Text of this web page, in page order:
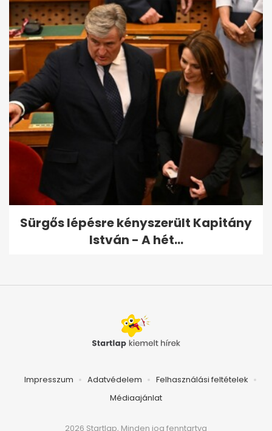
Sürgős lépésre kényszerült Kapitány
István - A hét...
Impresszum Adatvédelem
Felhasználási feltételek
Médiaajánlat
2026 Startlap, Minden jog fenntartva